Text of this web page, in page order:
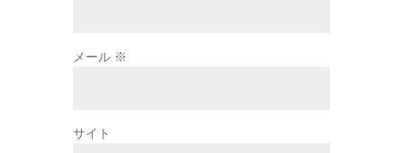
メール ※
サイト